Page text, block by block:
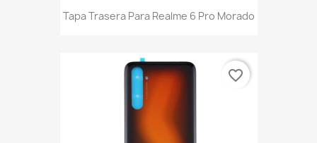
Tapa Trasera Para Realme 6 Pro Morado
favorite_border